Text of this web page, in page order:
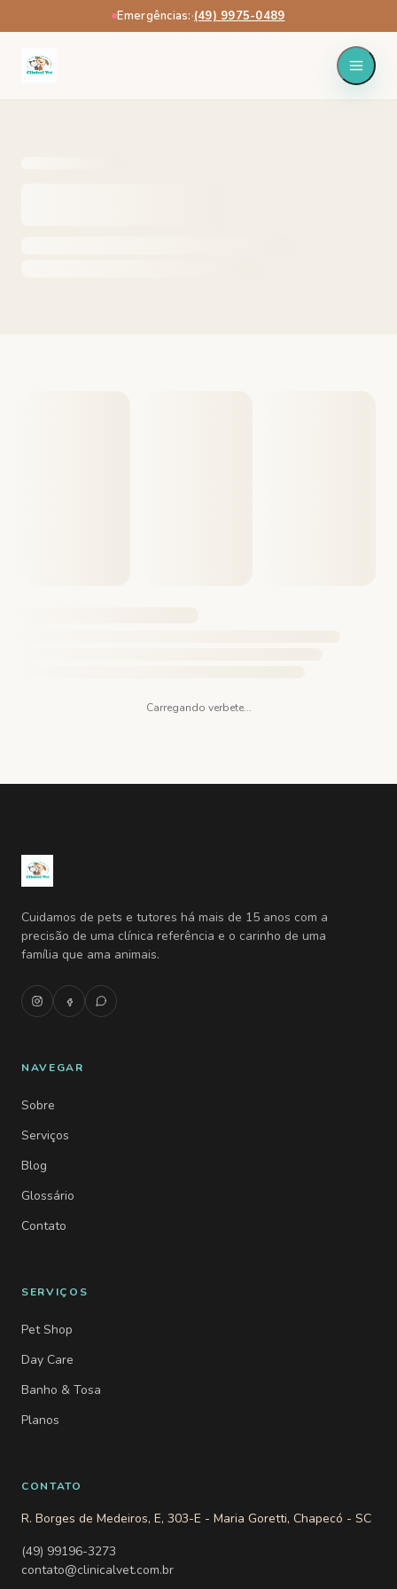
Emergências:·(49) 9975-0489
Carregando verbete...
Cuidamos de pets e tutores há mais de 15 anos com a
precisão de uma clínica referência e o carinho de uma
família que ama animais.
NAVEGAR
Sobre
Serviços
Blog
Glossário
Contato
SERVIÇOS
Pet Shop
Day Care
Banho & Tosa
Planos
CONTATO
R. Borges de Medeiros, E, 303-E - Maria Goretti, Chapecó - SC
(49) 99196-3273
contato@clinicalvet.com.br